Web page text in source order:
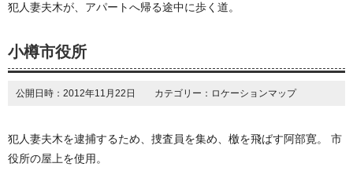
犯人妻夫木が、アパートへ帰る途中に歩く道。
小樽市役所
公開日時：2012年11月22日 カテゴリー：ロケーションマップ
犯人妻夫木を逮捕するため、捜査員を集め、檄を飛ばす阿部寛。 市
役所の屋上を使用。